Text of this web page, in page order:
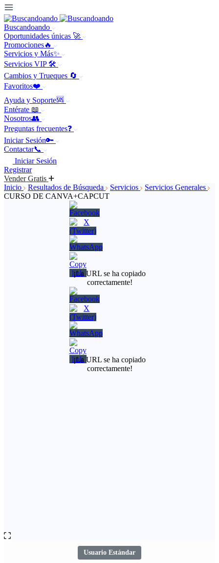
Buscandoando
Oportunidades únicas 🚀
Promociones🔥
Servicios y Más✨
Servicios VIP 🛠️
Cambios y Trueques 🔄
Favoritos❤️
Ayuda y Soporte🆘
Entérate 📖
Nosotros👥
Preguntas frecuentes❓
Iniciar Sesión🔑
Contactar📞
Iniciar Sesión
Registrar
Vender Gratis
Inicio
Resultados de Búsqueda Servicios
Servicios Generales
CURSO DE CANVA+CAPCUT
¡La URL se ha copiado
correctamente!
¡La URL se ha copiado
correctamente!
Usuario Estándar